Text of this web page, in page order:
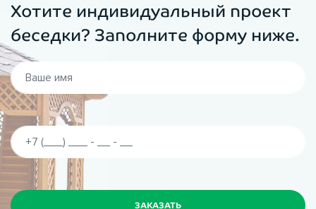
Хотите индивидуальный проект
беседки? Заполните форму ниже.